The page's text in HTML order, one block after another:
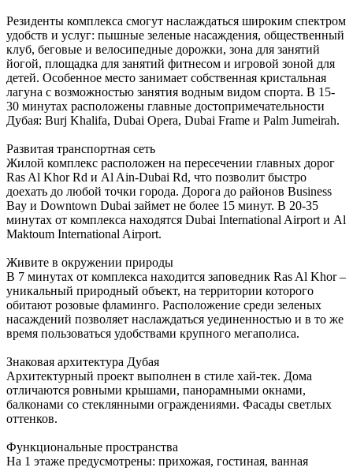
Резиденты комплекса смогут наслаждаться широким спектром
удобств и услуг: пышные зеленые насаждения, общественный
клуб, беговые и велосипедные дорожки, зона для занятий
йогой, площадка для занятий фитнесом и игровой зоной для
детей. Особенное место занимает собственная кристальная
лагуна с возможностью занятия водным видом спорта. В 15-
30 минутах расположены главные достопримечательности
Дубая: Burj Khalifa, Dubai Opera, Dubai Frame и Palm Jumeirah.
Развитая транспортная сеть
Жилой комплекс расположен на пересечении главных дорог
Ras Al Khor Rd и Al Ain-Dubai Rd, что позволит быстро
доехать до любой точки города. Дорога до районов Business
Bay и Downtown Dubai займет не более 15 минут. В 20-35
минутах от комплекса находятся Dubai International Airport и Al
Maktoum International Airport.
Живите в окружении природы
В 7 минутах от комплекса находится заповедник Ras Al Khor –
уникальный природный объект, на территории которого
обитают розовые фламинго. Расположение среди зеленых
насаждений позволяет наслаждаться уединенностью и в то же
время пользоваться удобствами крупного мегаполиса.
Знаковая архитектура Дубая
Архитектурный проект выполнен в стиле хай-тек. Дома
отличаются ровными крышами, панорамными окнами,
балконами со стеклянными ограждениями. Фасады светлых
оттенков.
Функциональные пространства
На 1 этаже предусмотрены: прихожая, гостиная, ванная